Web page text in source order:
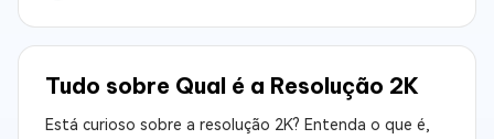
Tudo sobre Qual é a Resolução 2K
Está curioso sobre a resolução 2K? Entenda o que é,